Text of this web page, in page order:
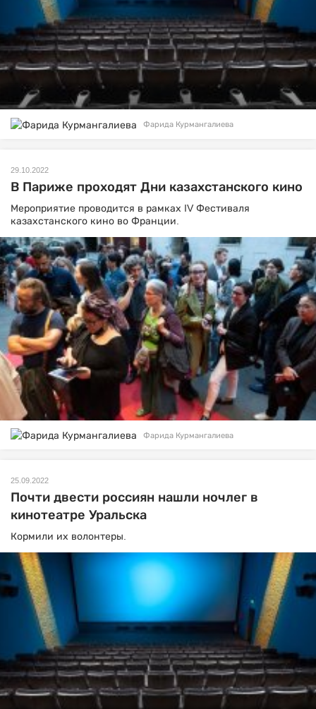
Фарида Курмангалиева
29.10.2022
В Париже проходят Дни казахстанского кино
Мероприятие проводится в рамках IV Фестиваля
казахстанского кино во Франции.
Фарида Курмангалиева
25.09.2022
Почти двести россиян нашли ночлег в
кинотеатре Уральска
Кормили их волонтеры.